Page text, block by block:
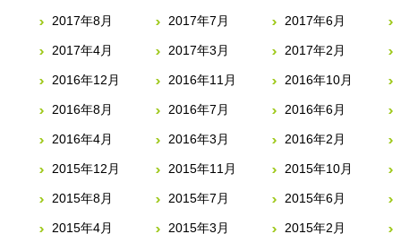
2017年8月 2017年7月 2017年6月
2017年4月 2017年3月 2017年2月
2016年12月 2016年11月 2016年10月
2016年8月 2016年7月 2016年6月
2016年4月 2016年3月 2016年2月
2015年12月 2015年11月 2015年10月
2015年8月 2015年7月 2015年6月
2015年4月 2015年3月 2015年2月